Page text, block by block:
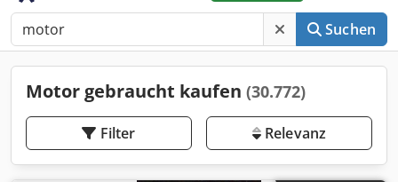
Suchen
Motor gebraucht kaufen (30.772)
Filter Relevanz